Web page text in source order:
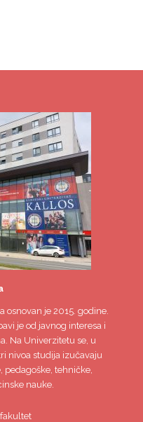
osnovan je 2015. godine.
je od javnog interesa i
Na Univerzitetu se, u
nivoa studija izučavaju
pedagoške, tehničke,
nauke.